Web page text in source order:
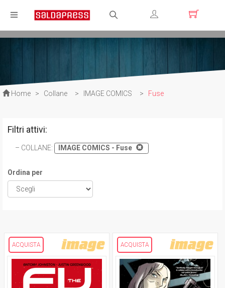
Registrati
Home > Collane > IMAGE COMICS > Fuse
Filtri attivi:
COLLANE: IMAGE COMICS - Fuse
Ordina per
ACQUISTA ACQUISTA